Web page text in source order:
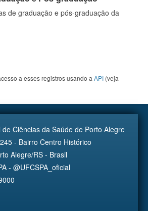
de graduação e pós-graduação da
a esses registros usando a API (veja
Ciências da Saúde de Porto Alegre
- Bairro Centro Histórico
Alegre/RS - Brasil
- @UFCSPA_oficial